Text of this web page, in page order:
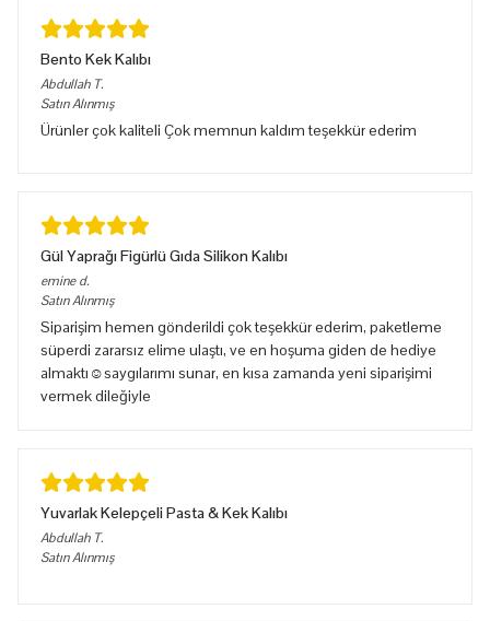
Bento Kek Kalıbı
Abdullah T.
Satın Alınmış
Ürünler çok kaliteli Çok memnun kaldım teşekkür ederim
Gül Yaprağı Figürlü Gıda Silikon Kalıbı
emine d.
Satın Alınmış
Siparişim hemen gönderildi çok teşekkür ederim, paketleme
süperdi zararsız elime ulaştı, ve en hoşuma giden de hediye
almaktı☺️saygılarımı sunar, en kısa zamanda yeni siparişimi
vermek dileğiyle
Yuvarlak Kelepçeli Pasta & Kek Kalıbı
Abdullah T.
Satın Alınmış